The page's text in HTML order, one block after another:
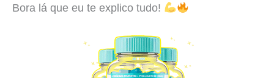
Bora lá que eu te explico tudo!